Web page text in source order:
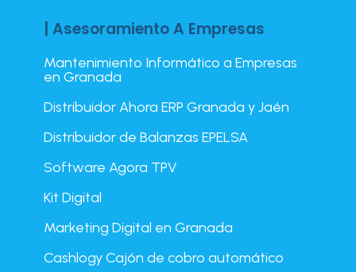
| Asesoramiento A Empresas
Mantenimiento Informático a Empresas
en Granada
Distribuidor Ahora ERP Granada y Jaén
Distribuidor de Balanzas EPELSA
Software Agora TPV
Kit Digital
Marketing Digital en Granada
Cashlogy Cajón de cobro automático